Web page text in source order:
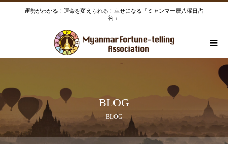
運勢がわかる！運命を変えられる！幸せになる「ミャンマー暦八曜日占
術」
BLOG
BLOG